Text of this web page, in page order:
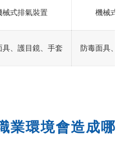
械式排氣裝置 機械式排
具、護目鏡、手套 防毒面具、護
業環境會造成哪